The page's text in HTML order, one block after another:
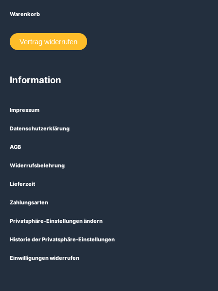
Warenkorb
Vertrag widerrufen
Information
Impressum
Datenschutzerklärung
AGB
Widerrufsbelehrung
Lieferzeit
Zahlungsarten
Privatsphäre-Einstellungen ändern
Historie der Privatsphäre-Einstellungen
Einwilligungen widerrufen